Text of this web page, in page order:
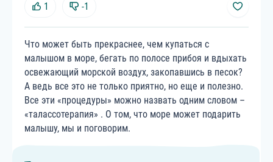
1 -1
Что может быть прекраснее, чем купаться с
малышом в море, бегать по полосе прибоя и вдыхать
освежающий морской воздух, закопавшись в песок?
А ведь все это не только приятно, но еще и полезно.
Все эти «процедуры» можно назвать одним словом –
«талассотерапия» . О том, что море может подарить
малышу, мы и поговорим.